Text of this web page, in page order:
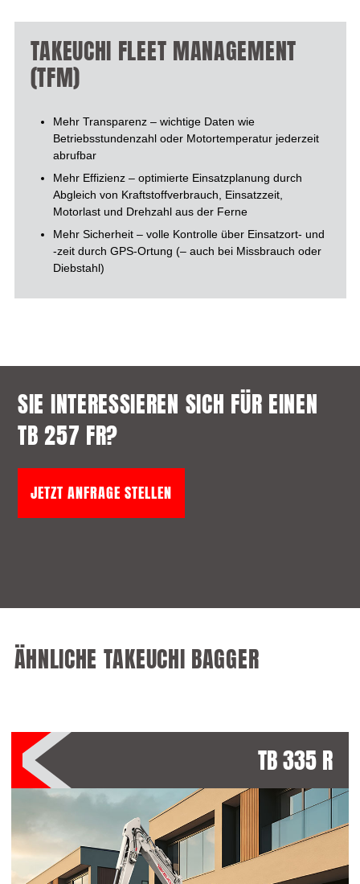
TAKEUCHI FLEET MANAGEMENT
(TFM)
Mehr Transparenz – wichtige Daten wie
Betriebsstundenzahl oder Motortemperatur jederzeit
abrufbar
Mehr Effizienz – optimierte Einsatzplanung durch
Abgleich von Kraftstoffverbrauch, Einsatzzeit,
Motorlast und Drehzahl aus der Ferne
Mehr Sicherheit – volle Kontrolle über Einsatzort- und
-zeit durch GPS-Ortung (– auch bei Missbrauch oder
Diebstahl)
SIE INTERESSIEREN SICH FÜR EINEN
TB 257 FR?
JETZT ANFRAGE STELLEN
ÄHNLICHE TAKEUCHI BAGGER
TB 335 R